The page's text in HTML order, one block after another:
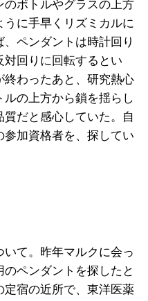
ボトルやグラスの上方
に手早くリズミカルに
ペンダントは時計回り
回りに回転するとい
終わったあと、研究熱心
の上方から鎖を揺らし
だと感心していた。自
加資格者を、探してい
て。昨年マルクに会っ
ペンダントを探したと
定宿の近所で、東洋医薬